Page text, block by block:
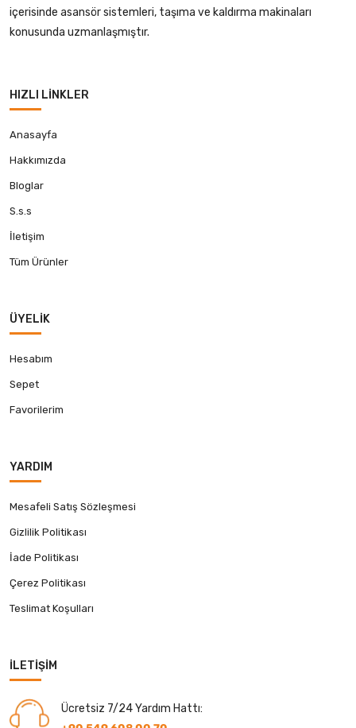
içerisinde asansör sistemleri, taşıma ve kaldırma makinaları
konusunda uzmanlaşmıştır.
HIZLI LINKLER
Anasayfa
Hakkımızda
Bloglar
S.s.s
İletişim
Tüm Ürünler
ÜYELIK
Hesabım
Sepet
Favorilerim
YARDIM
Mesafeli Satış Sözleşmesi
Gizlilik Politikası
İade Politikası
Çerez Politikası
Teslimat Koşulları
İLETIŞIM
Ücretsiz 7/24 Yardım Hattı: